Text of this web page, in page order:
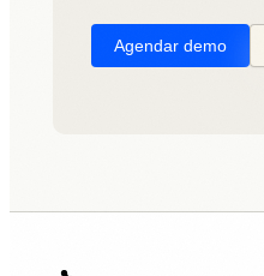
Agendar demo